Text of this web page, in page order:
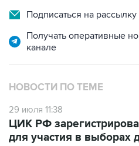
Подписаться на
Получать оперативные
канале
НОВОСТИ ПО ТЕМЕ
29 июля 11:38
ЦИК РФ
для участия в выборах